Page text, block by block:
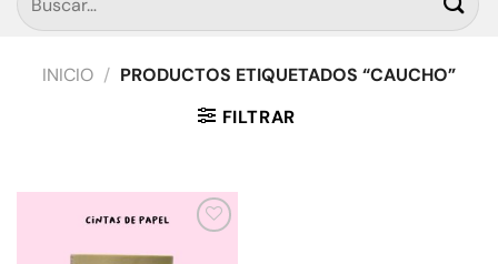
por:
INICIO / PRODUCTOS ETIQUETADOS “CAUCHO”
FILTRAR